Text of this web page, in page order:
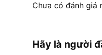
Chưa có đánh giá
Hãy là người